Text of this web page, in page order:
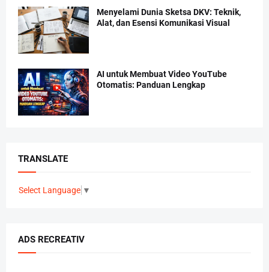
Menyelami Dunia Sketsa DKV: Teknik,
Alat, dan Esensi Komunikasi Visual
AI untuk Membuat Video YouTube
Otomatis: Panduan Lengkap
TRANSLATE
Select Language ▼
ADS RECREATIV